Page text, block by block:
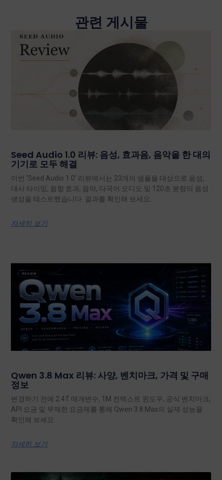
관련 게시물
Seed Audio 1.0 리뷰: 음성, 효과음, 음악을 한 대의
기기로 모두 해결
이번 ‘Seed Audio 1.0’ 리뷰에서는 23개의 샘플을 대상으로 음성,
대사 타이밍, 음향 효과, 음악, 다국어 오디오 및 120초 분량의 음성
생성을 테스트했습니다. 결과를 확인해 보세요.
자세히 보기
Qwen 3.8 Max 리뷰: 사양, 벤치마크, 가격 및 구매
정보
변경하기 전에 2.4T 매개변수, 1M 컨텍스트 윈도우, 공식 벤치마크,
API 요금 및 무제한 요금제를 통해 Qwen 3.8 Max의 실제 성능을
확인해 보세요.
자세히 보기